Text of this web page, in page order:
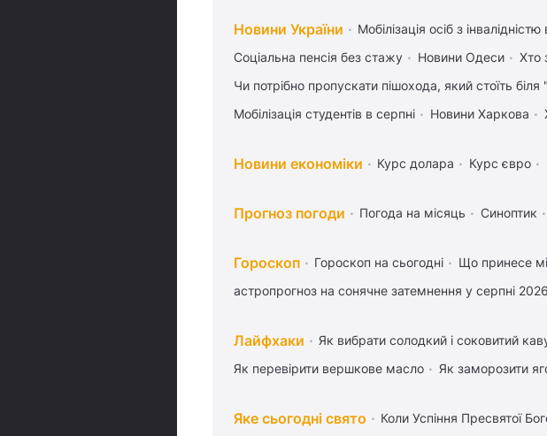
Новини України Мобілізація осіб з
Соціальна пенсія без стажу
Новини Одеси
Хто
Чи потрібно пропускати пішохода, який стоїть біля
Мобілізація студентів в серпні
Новини Харкова
Новини економіки Курс долара Курс євро
Прогноз погоди Погода на місяць Синоптик
Гороскоп Гороскоп на сьогодні Що принесе
астропрогноз на сонячне затемнення у серпні 2026
Лайфхаки Як вибрати солодкий і соковитий
Як перевірити вершкове масло
Як заморозити
Яке сьогодні свято Коли Успіння Пресвятої